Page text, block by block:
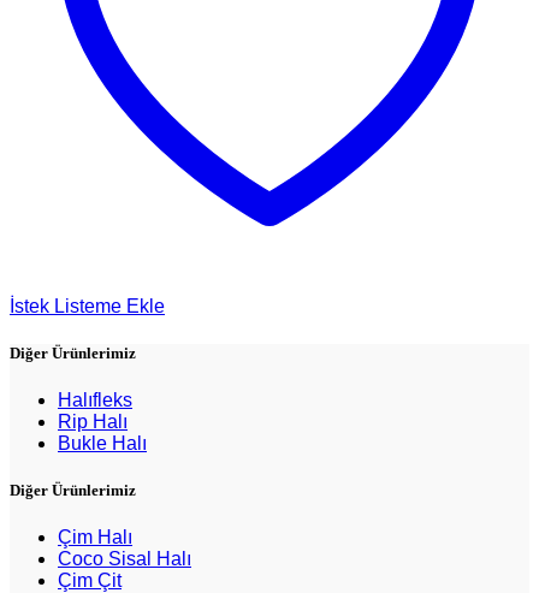
İstek Listeme Ekle
Diğer Ürünlerimiz
Halıfleks
Rip Halı
Bukle Halı
Diğer Ürünlerimiz
Çim Halı
Coco Sisal Halı
Çim Çit